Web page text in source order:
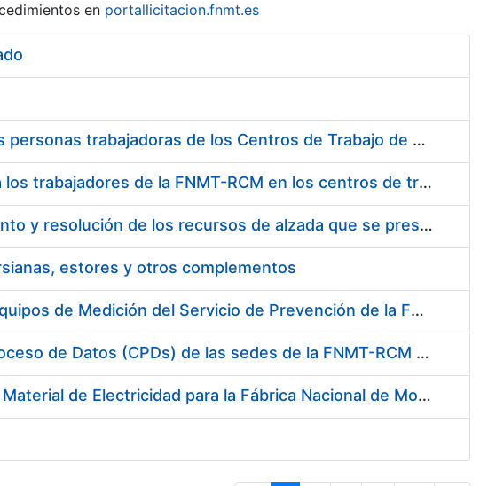
en portallicitacion.fnmt.es
Suministro de Protectores Auditivos a medida para las personas trabajadoras de los Centros de Trabajo de Madrid y Burgos
Suministro de gafas graduadas antiproyecciones para los trabajadores de la FNMT-RCM en los centros de trabajo de Madrid y Burgos
Servicios de una empresa externa para el asesoramiento y resolución de los recursos de alzada que se presentan relacionados con procesos de selección para la FNMT-RCM
estores y otros complementos
Servicio de Calibración y Verificación Externa de los Equipos de Medición del Servicio de Prevención de la FNMT-RCM
Conexión mediante Fibra Óptica de los Centros de Proceso de Datos (CPDs) de las sedes de la FNMT-RCM de Burgos y Madrid
Contratación de acuerdo marco para el Suministro de Material de Electricidad para la Fábrica Nacional de Moneda y Timbre-Real Casa de la Moneda en su centro de trabajo de Burgos